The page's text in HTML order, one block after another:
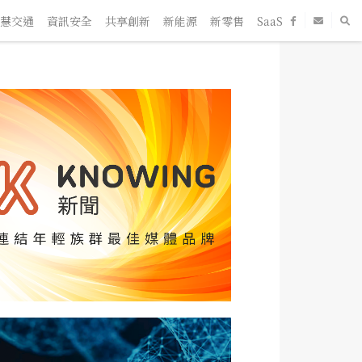
通 資訊安全 共享創新 新能源 新零售 SaaS 新創企業 人